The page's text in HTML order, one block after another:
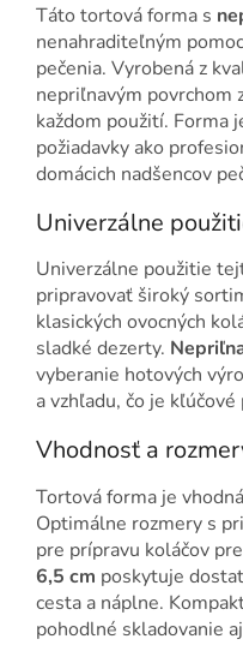
Táto tortová forma s
nenahraditeľným
pečenia. Vyrobená z
nepriľnavým povrchom
každom použití. Forma
požiadavky ako
domácich nadšencov
Univerzálne
Univerzálne použitie
pripravovať široký
klasických ovocných
sladké dezerty.
vyberanie hotových
a vzhľadu, čo je
Vhodnosť a
Tortová forma je
Optimálne rozmery s
pre prípravu koláčov
6,5 cm poskytuje
cesta a náplne.
pohodlné skladovanie